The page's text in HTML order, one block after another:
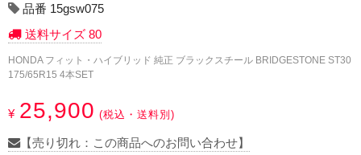
13インチ：夏タイヤホイール
14インチ：夏タイヤホイール
15インチ：夏タイヤホイール
品番 15gsw075
送料サイズ 80
HONDA フィット・ハイブリッド 純正 ブラックスチール BRIDGESTONE ST30
175/65R15 4本SET
¥ 25,900 (税込・送料別)
【売り切れ：この商品へのお問い合わせ】